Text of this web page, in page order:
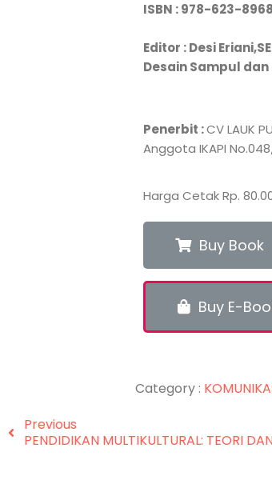
ISBN : 978-623-
Editor : Desi
Desain Sampul
Penerbit :CV LAUK
Anggota IKAPI
Harga Cetak Rp.
Buy Book
Buy E-
Category :
Previous
PENDIDIKAN MULTIKULTURAL: TEORI